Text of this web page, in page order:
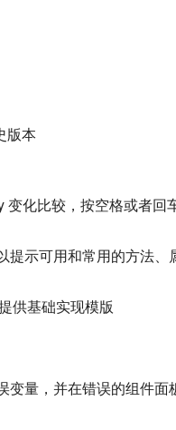
版本
化比较，按空格或者回
示可用和常用的方法、
供基础实现模版
变量，并在错误的组件面